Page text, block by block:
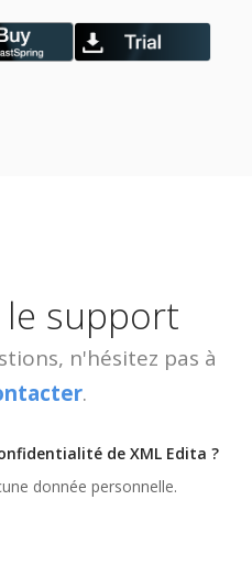
support
n'hésitez pas à
.
de XML Edita ?
donnée personnelle.